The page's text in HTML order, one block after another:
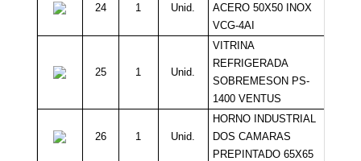
24 1 Unid.
ACERO 50X50 INOX
VCG-4AI
25 1 Unid.
VITRINA
REFRIGERADA
SOBREMESON PS-
1400 VENTUS
26 1 Unid.
HORNO INDUSTRIAL
DOS CAMARAS
PREPINTADO 65X65